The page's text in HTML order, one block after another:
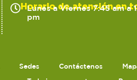
Horario de atención en
Lunes a Viernes 7:45 am a
pm
Sedes Contáctenos